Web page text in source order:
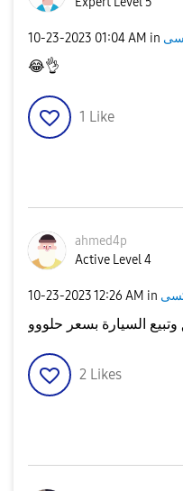
‎10-23-2023 01:04 AM in
😂👌
1 Like
ahmed4p
Active Level 4
‎10-23-202312:26 AM in
السيارة بسعر حلووو
2 Likes